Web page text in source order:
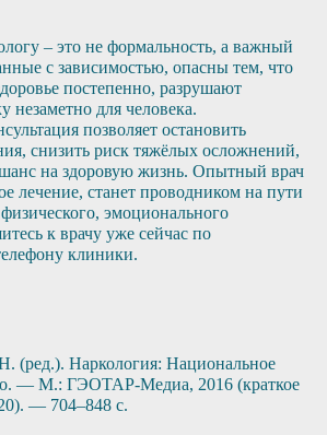
– это не формальность, а важный
с зависимостью, опасны тем, что
постепенно, разрушают
незаметно для человека.
позволяет остановить
снизить риск тяжёлых осложнений,
на здоровую жизнь. Опытный врач
лечение, станет проводником на пути
эмоционального
к врачу уже сейчас по
клиники.
(ред.). Наркология: Национальное
— М.: ГЭОТАР-Медиа, 2016 (краткое
— 704–848 с.